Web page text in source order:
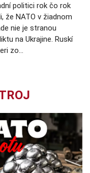
politici rok čo rok
že NATO v žiadnom
nie je stranou
na Ukrajine. Ruskí
zo…